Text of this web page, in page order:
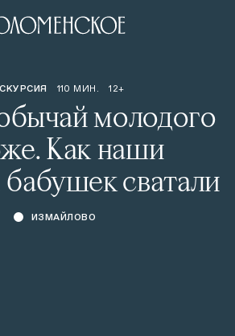
110 МИН. 12+
молодого
Как наши
сватали
ИЗМАЙЛОВО